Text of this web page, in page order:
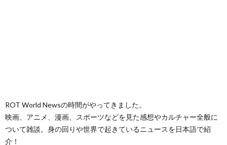
ROT World Newsの時間がやってきました。
映画、アニメ、漫画、スポーツなどを見た感想やカルチャー全般に
ついて雑談。身の回りや世界で起きているニュースを日本語で紹
介！